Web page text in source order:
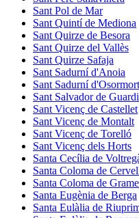
Sant Pol de Mar
Sant Quintí de Mediona
Sant Quirze de Besora
Sant Quirze del Vallès
Sant Quirze Safaja
Sant Sadurní d'Anoia
Sant Sadurní d'Osormort
Sant Salvador de
Sant Vicenç de Castellet
Sant Vicenç de Montalt
Sant Vicenç de Torelló
Sant Vicenç dels Horts
Santa Cecília de
Santa Coloma de
Santa Coloma de
Santa Eugènia de Berga
Santa Eulàlia de